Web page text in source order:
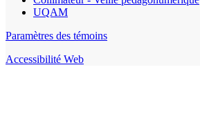
UQAM
Paramètres des témoins
Accessibilité Web